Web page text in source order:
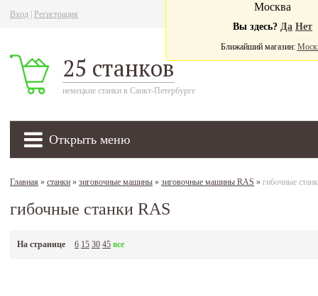
Вход Регистрация
25 станков
немецкие станки в Санкт-Петербурге
Открыть меню
Москва
Вы здесь? Да Нет
Ближайший магазин:
Главная » станки » зиговочные машины » зиговочные машины RAS » гибочные
гибочные станки RAS
На странице 6 15 30 45 все